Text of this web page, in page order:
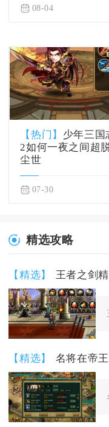
08-04
【热门】 少年三国
2如何一夜之间超
尘世
07-30
精选攻略
【精选】
【精选】 名将在帝